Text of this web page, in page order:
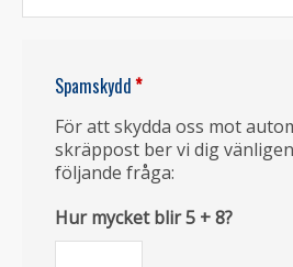
Spamskydd*
För att skydda oss mot
skräppost ber vi dig
följande fråga:
Hur mycket blir 5 + 8?